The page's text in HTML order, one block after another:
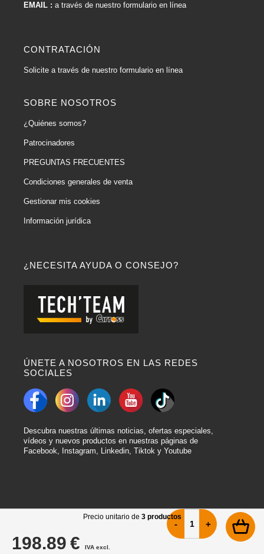
Precio unitario de 3 productos
198.89 € IVA excl.
¿NECESITA AYUDA O CONSEJO?
ÚNETE A NOSOTROS EN LAS REDES
SOCIALES
Descubra nuestras últimas noticias, ofertas especiales,
vídeos y nuevos productos en nuestras páginas de
Facebook, Instagram, Linkedin, Tiktok y Youtube
EMAIL : a través de nuestro formulario en línea
CONTRATACIÓN
Solicite a través de nuestro formulario en línea
SOBRE NOSOTROS
¿Quiénes somos?
Patrocinadores
PREGUNTAS FRECUENTES
Condiciones generales de venta
Gestionar mis cookies
Información jurídica